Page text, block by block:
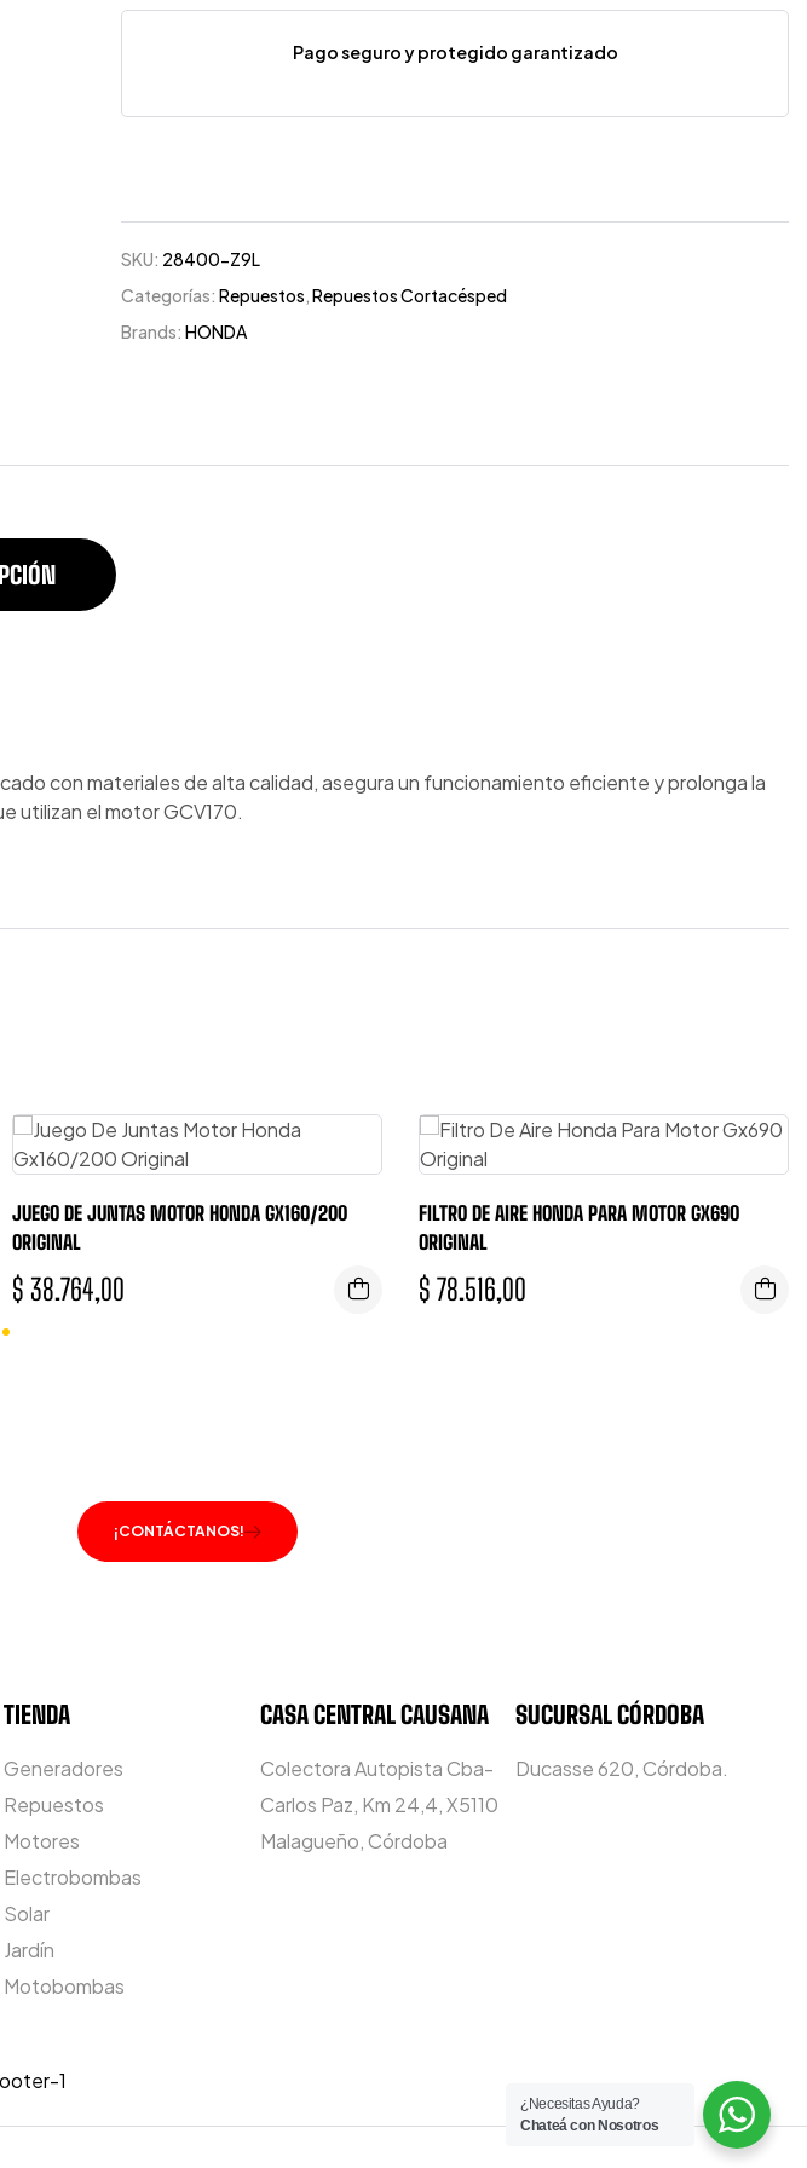
Pago seguro y protegido garantizado
SKU: 28400-Z9L
Categorías:Repuestos,Repuestos Cortacésped
Brands:HONDA
con materiales de alta calidad, asegura un funcionamiento eficiente y prolonga la
utilizan el motor GCV170.
JUEGO DE JUNTAS MOTOR HONDA GX160/200
ORIGINAL
$ 38.764,00
FILTRO DE AIRE HONDA PARA MOTOR GX690
ORIGINAL
$ 78.516,00
¡CONTÁCTANOS!
TIENDA
Generadores
Repuestos
Motores
Electrobombas
Solar
Jardín
Motobombas
CASA CENTRAL CAUSANA
Colectora Autopista Cba-
Carlos Paz, Km 24,4, X5110
Malagueño, Córdoba
SUCURSAL CÓRDOBA
Ducasse 620, Córdoba.
¿Necesitas Ayuda?
Chateá con Nosotros